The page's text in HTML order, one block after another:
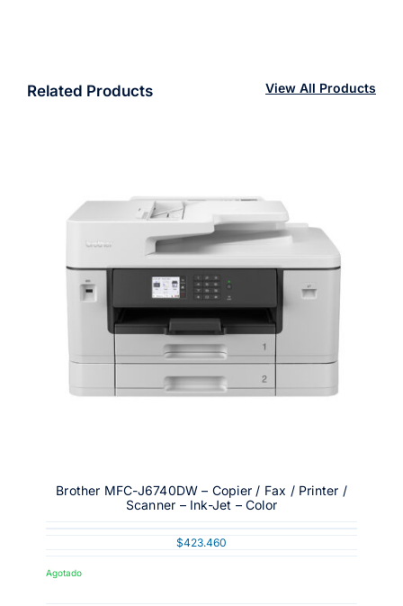
Related Products View All Products
Brother MFC-J6740DW – Copier / Fax / Printer /
Scanner – Ink-Jet – Color
$423.460
Agotado